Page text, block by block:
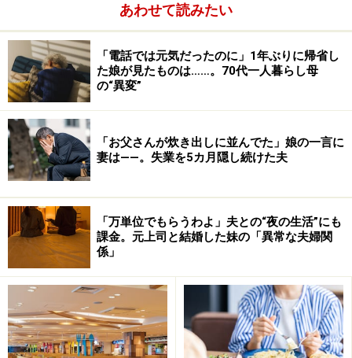
気楽に楽しく暮らすのが一番。困ったときは実母か義母
に助けてもらう。キリキリしながら生活したくないか
ら、家事は手抜き。そのときの優先順位に従って行動す
るから、ときには仕事が最優先になることもあるが、そ
んなときは子どもたちに真摯に謝る。それでなんとかな
ってきたとリカコさんはニッコリ。
「実はうちの母は、超がつくほどの几帳面な人間なんで
す。ただ、父は真逆で適当な人。私は父に似ているか
ら、母からはしょっちゅう文句を言われていました。と
ころが夫の母が、これまたけっこう適当な人で（笑）。
夫に言わせると、『おふくろを見ていると、あまりにい
い加減だからイライラする』って。私はお義母さんのス
タンス、好きだなあと言っていたんです」
あわせて読みたい
「電話では元気だったのに」1年ぶりに帰省し
た娘が見たものは……。70代一人暮らし母
の“異変”
「お父さんが炊き出しに並んでた」娘の一言に
妻は――。失業を5カ月隠し続けた夫
「万単位でもらうわよ」夫との“夜の生活”にも
課金。元上司と結婚した妹の「異常な夫婦関
係」